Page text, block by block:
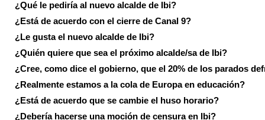
¿Qué le pediría al nuevo alcalde de Ibi?
¿Está de acuerdo con el cierre de Canal 9?
¿Le gusta el nuevo alcalde de Ibi?
¿Quién quiere que sea el próximo alcalde/sa de Ibi?
¿Cree, como dice el gobierno, que el 20% de los parados
¿Realmente estamos a la cola de Europa en educación?
¿Está de acuerdo que se cambie el huso horario?
¿Debería hacerse una moción de censura en Ibi?